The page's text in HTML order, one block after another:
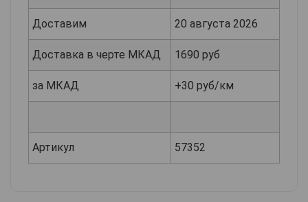
Доставим 20 августа 2026
Доставка в черте МКАД 1690 руб
за МКАД +30 руб/км
Артикул 57352